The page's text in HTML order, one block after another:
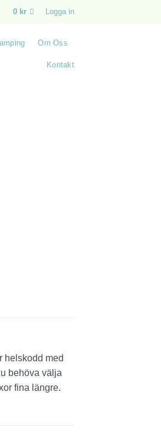
0 kr Logga in
Om Oss
Kontakt
helskodd med
behöva välja
fina längre.